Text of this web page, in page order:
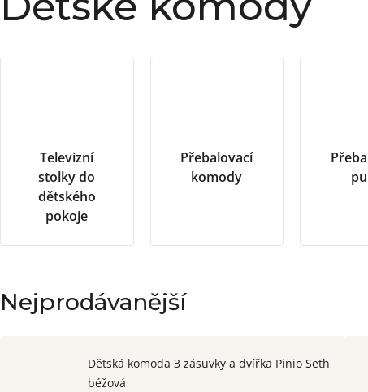
Televizní
stolky do
dětského
pokoje
Přebalovací
komody
Nejprodávanější
Dětská komoda 3 zásuvky a dvířka Pinio Seth
béžová